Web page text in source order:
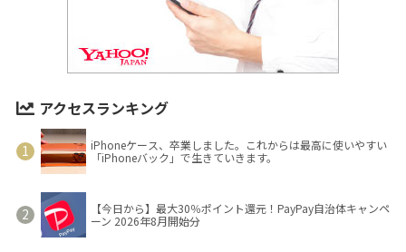
アクセスランキング
iPhoneケース、卒業しました。これからは最高に使いやすい
「iPhoneバック」で生きていきます。
【今日から】最大30％ポイント還元！PayPay自治体キャンペ
ーン 2026年8月開始分